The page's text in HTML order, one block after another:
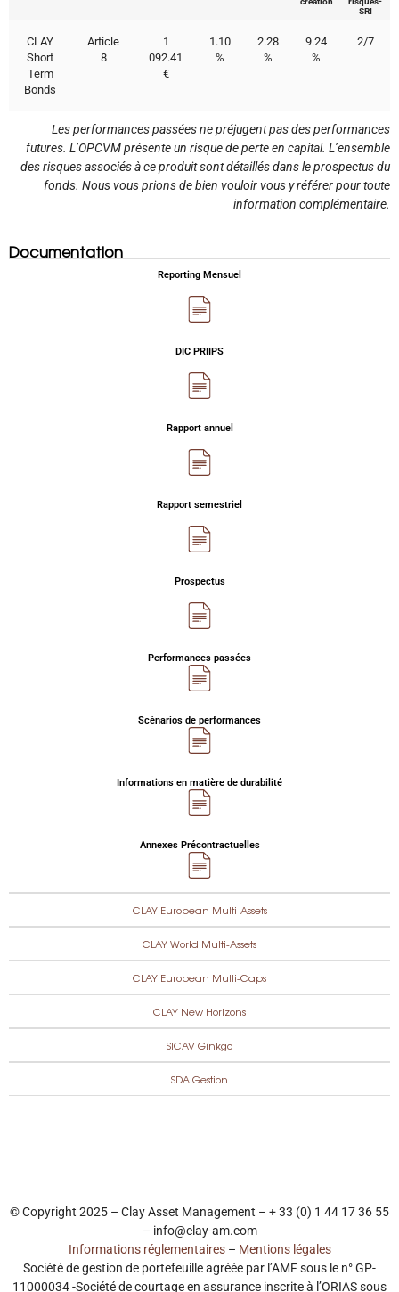
CLAY European Multi-Assets
CLAY World Multi-Assets
CLAY European Multi-Caps
CLAY New Horizons
SICAV Ginkgo
SDA Gestion
SRI
CLAY
Short
Term
Bonds
Article
8
1
092.41
€
1.10
%
2.28
%
9.24
%
2/7
Les performances passées ne préjugent pas des performances
futures. L’OPCVM présente un risque de perte en capital. L’ensemble
des risques associés à ce produit sont détaillés dans le prospectus du
fonds. Nous vous prions de bien vouloir vous y référer pour toute
information complémentaire.
Documentation
Reporting Mensuel
DIC PRIIPS
Rapport annuel
Rapport semestriel
Prospectus
Performances passées
Scénarios de performances
Informations en matière de durabilité
Annexes Précontractuelles
© Copyright 2025 – Clay Asset Management – + 33 (0) 1 44 17 36 55
– info@clay-am.com
Informations réglementaires– Mentions légales
Société de gestion de portefeuille agréée par l’AMF sous le n° GP-
11000034 -Société de courtage en assurance inscrite à l’ORIAS sous